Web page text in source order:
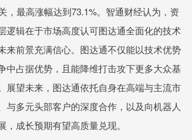
，最高涨幅达到73.1%。智通财经认为，资
逻辑在于市场高度认可图达通全面化的技术
来前景充满信心。图达通不仅能以技术优势
中占据优势，且能降维打击攻下更多大众基
展望未来，图达通依托自身在高端与主流市
与多元头部客户的深度合作，以及向机器人
，成长预期有望高质量兑现。